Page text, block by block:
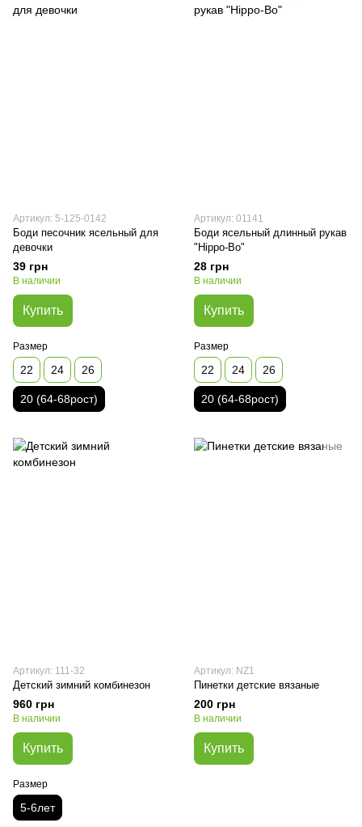
Артикул: 5-125-0142
Боди песочник ясельный для
девочки
39 грн
В наличии
Купить
Размер
22 24 26
20 (64-68рост)
Артикул: 01141
Боди ясельный длинный рукав
"Hippo-Bo"
28 грн
В наличии
Купить
Размер
22 24 26
20 (64-68рост)
Артикул: 111-32
Детский зимний комбинезон
960 грн
В наличии
Купить
Размер
5-6лет
Артикул: NZ1
Пинетки детские вязаные
200 грн
В наличии
Купить